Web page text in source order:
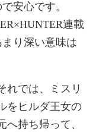
安心です。
連載
り深い意味は
れでは、ミスリ
をヒルダ王女の
へ持ち帰って、